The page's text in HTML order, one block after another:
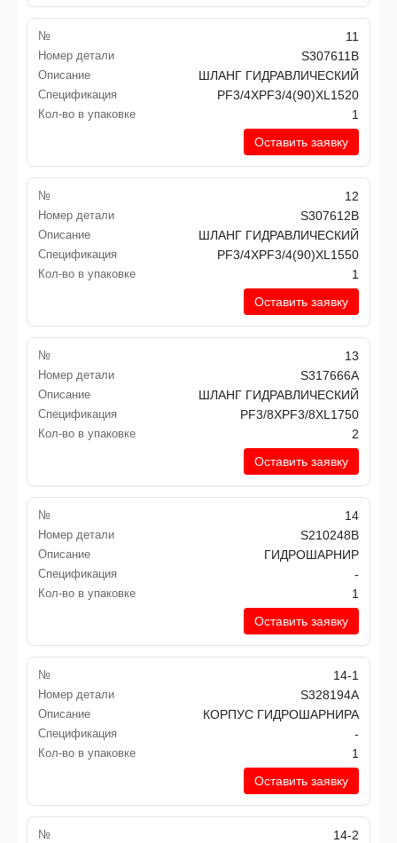
№ 11
Номер детали S307611B
Описание ШЛАНГ ГИДРАВЛИЧЕСКИЙ
Спецификация PF3/4XPF3/4(90)XL1520
Кол-во в упаковке
1
Оставить заявку
№ 12
Номер детали S307612B
Описание ШЛАНГ ГИДРАВЛИЧЕСКИЙ
Спецификация PF3/4XPF3/4(90)XL1550
Кол-во в упаковке
1
Оставить заявку
№ 13
Номер детали S317666A
Описание ШЛАНГ ГИДРАВЛИЧЕСКИЙ
Спецификация PF3/8XPF3/8XL1750
Кол-во в упаковке
2
Оставить заявку
№ 14
Номер детали S210248B
Описание ГИДРОШАРНИР
Спецификация -
Кол-во в упаковке
1
Оставить заявку
№ 14-1
Номер детали S328194A
Описание КОРПУС ГИДРОШАРНИРА
Спецификация -
Кол-во в упаковке
1
Оставить заявку
№ 14-2